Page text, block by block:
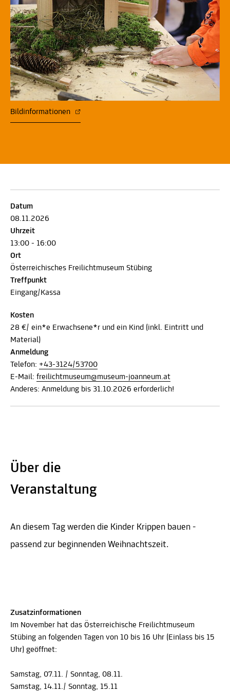
Bildinformationen
Datum
08.11.2026
Uhrzeit
13:00 - 16:00
Ort
Österreichisches Freilichtmuseum Stübing
Treffpunkt
Eingang/Kassa
Kosten
28 €/ ein*e Erwachsene*r und ein Kind (inkl. Eintritt und
Material)
Anmeldung
Telefon: +43-3124/53700
E-Mail: freilichtmuseum@museum-joanneum.at
Anderes: Anmeldung bis 31.10.2026 erforderlich!
Über die
Veranstaltung
An diesem Tag werden die Kinder Krippen bauen -
passend zur beginnenden Weihnachtszeit.
Zusatzinformationen
Im November hat das Österreichische Freilichtmuseum
Stübing an folgenden Tagen von 10 bis 16 Uhr (Einlass bis 15
Uhr) geöffnet:
Samstag, 07.11. / Sonntag, 08.11.
Samstag, 14.11./ Sonntag, 15.11